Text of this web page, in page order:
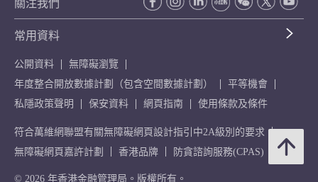
關注我們
常用資料
公開資料
無障礙瀏覽
年度整合開放數據計劃（包含空間數據計劃）
平等機會
私隱政策聲明
保安資料 網頁指南 使用條款及條件
符合萬維網聯盟有關無障礙網頁設計指引中2A級別的要求
無障礙網頁嘉許計劃
香港品牌 防貪諮詢服務(CPAS)
© 2026 年香港金融管理局。版權所有。